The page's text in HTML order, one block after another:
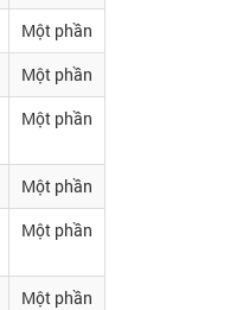
Một phần
Một phần
Một phần
Một phần
Một phần
Một phần